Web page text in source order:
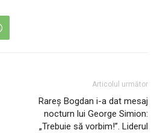
Articolul următor
Rareș Bogdan i-a dat mesaj
nocturn lui George Simion:
„Trebuie să vorbim!”. Liderul